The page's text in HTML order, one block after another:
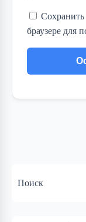
Сохранить
браузере для
Поиск